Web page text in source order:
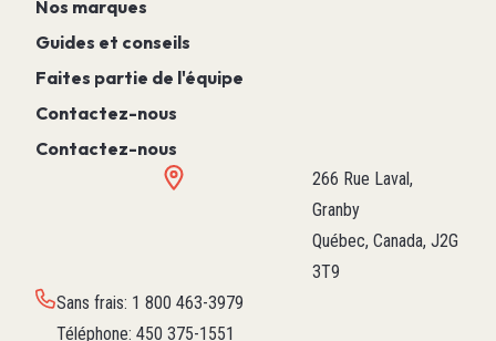
Nos marques
Guides et conseils
Faites partie de l'équipe
Contactez-nous
Contactez-nous
266 Rue Laval,
Granby
Québec, Canada, J2G
3T9
Sans frais: 1 800 463-3979
Téléphone: 450 375-1551